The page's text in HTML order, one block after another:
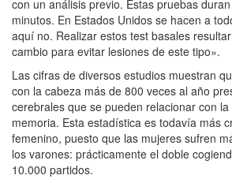
con un análisis previo. Estas pruebas
minutos. En Estados Unidos se hacen a
aquí no. Realizar estos test basales
cambio para evitar lesiones de este tipo».
Las cifras de diversos estudios muestran
con la cabeza más de 800 veces al año
cerebrales que se pueden relacionar con
memoria. Esta estadística es todavía más
femenino, puesto que las mujeres sufren
los varones: prácticamente el doble
10.000 partidos.